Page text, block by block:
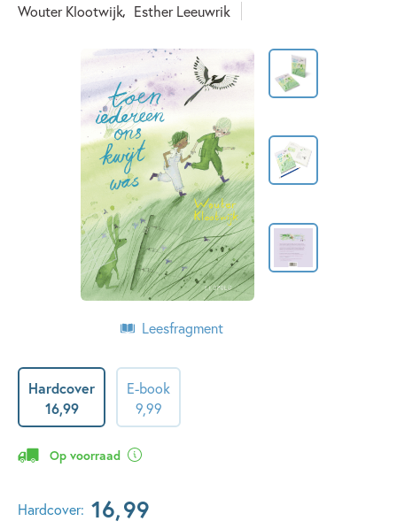
Wouter Klootwijk Esther Leeuwrik
Leesfragment
Hardcover
16,99
E-book
9,99
Op voorraad
Hardcover: 16,99